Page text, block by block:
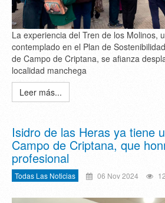
La experiencia del Tren de los Molinos,
contemplado en el Plan de
de Campo de Criptana, se afianza
localidad manchega
Leer más...
Isidro de las Heras ya tiene
Campo de Criptana, que
profesional
Todas Las Noticias 06 Nov 2024